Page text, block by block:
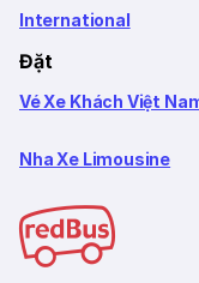
International
Đặt
Vé Xe Khách Việt
Nha Xe Limousine